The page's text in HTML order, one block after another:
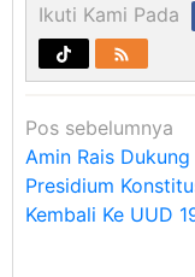
Ikuti Kami Pada
Navigasi
pos
Pos sebelumnya
Amin Rais
Presidium
Kembali Ke UUD